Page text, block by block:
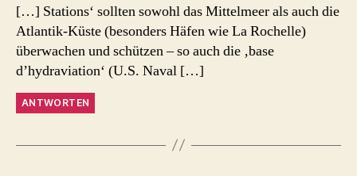
[…] Stations‘ sollten sowohl das Mittelmeer als auch die
Atlantik-Küste (besonders Häfen wie La Rochelle)
überwachen und schützen – so auch die ‚base
d’hydraviation‘ (U.S. Naval […]
ANTWORTEN